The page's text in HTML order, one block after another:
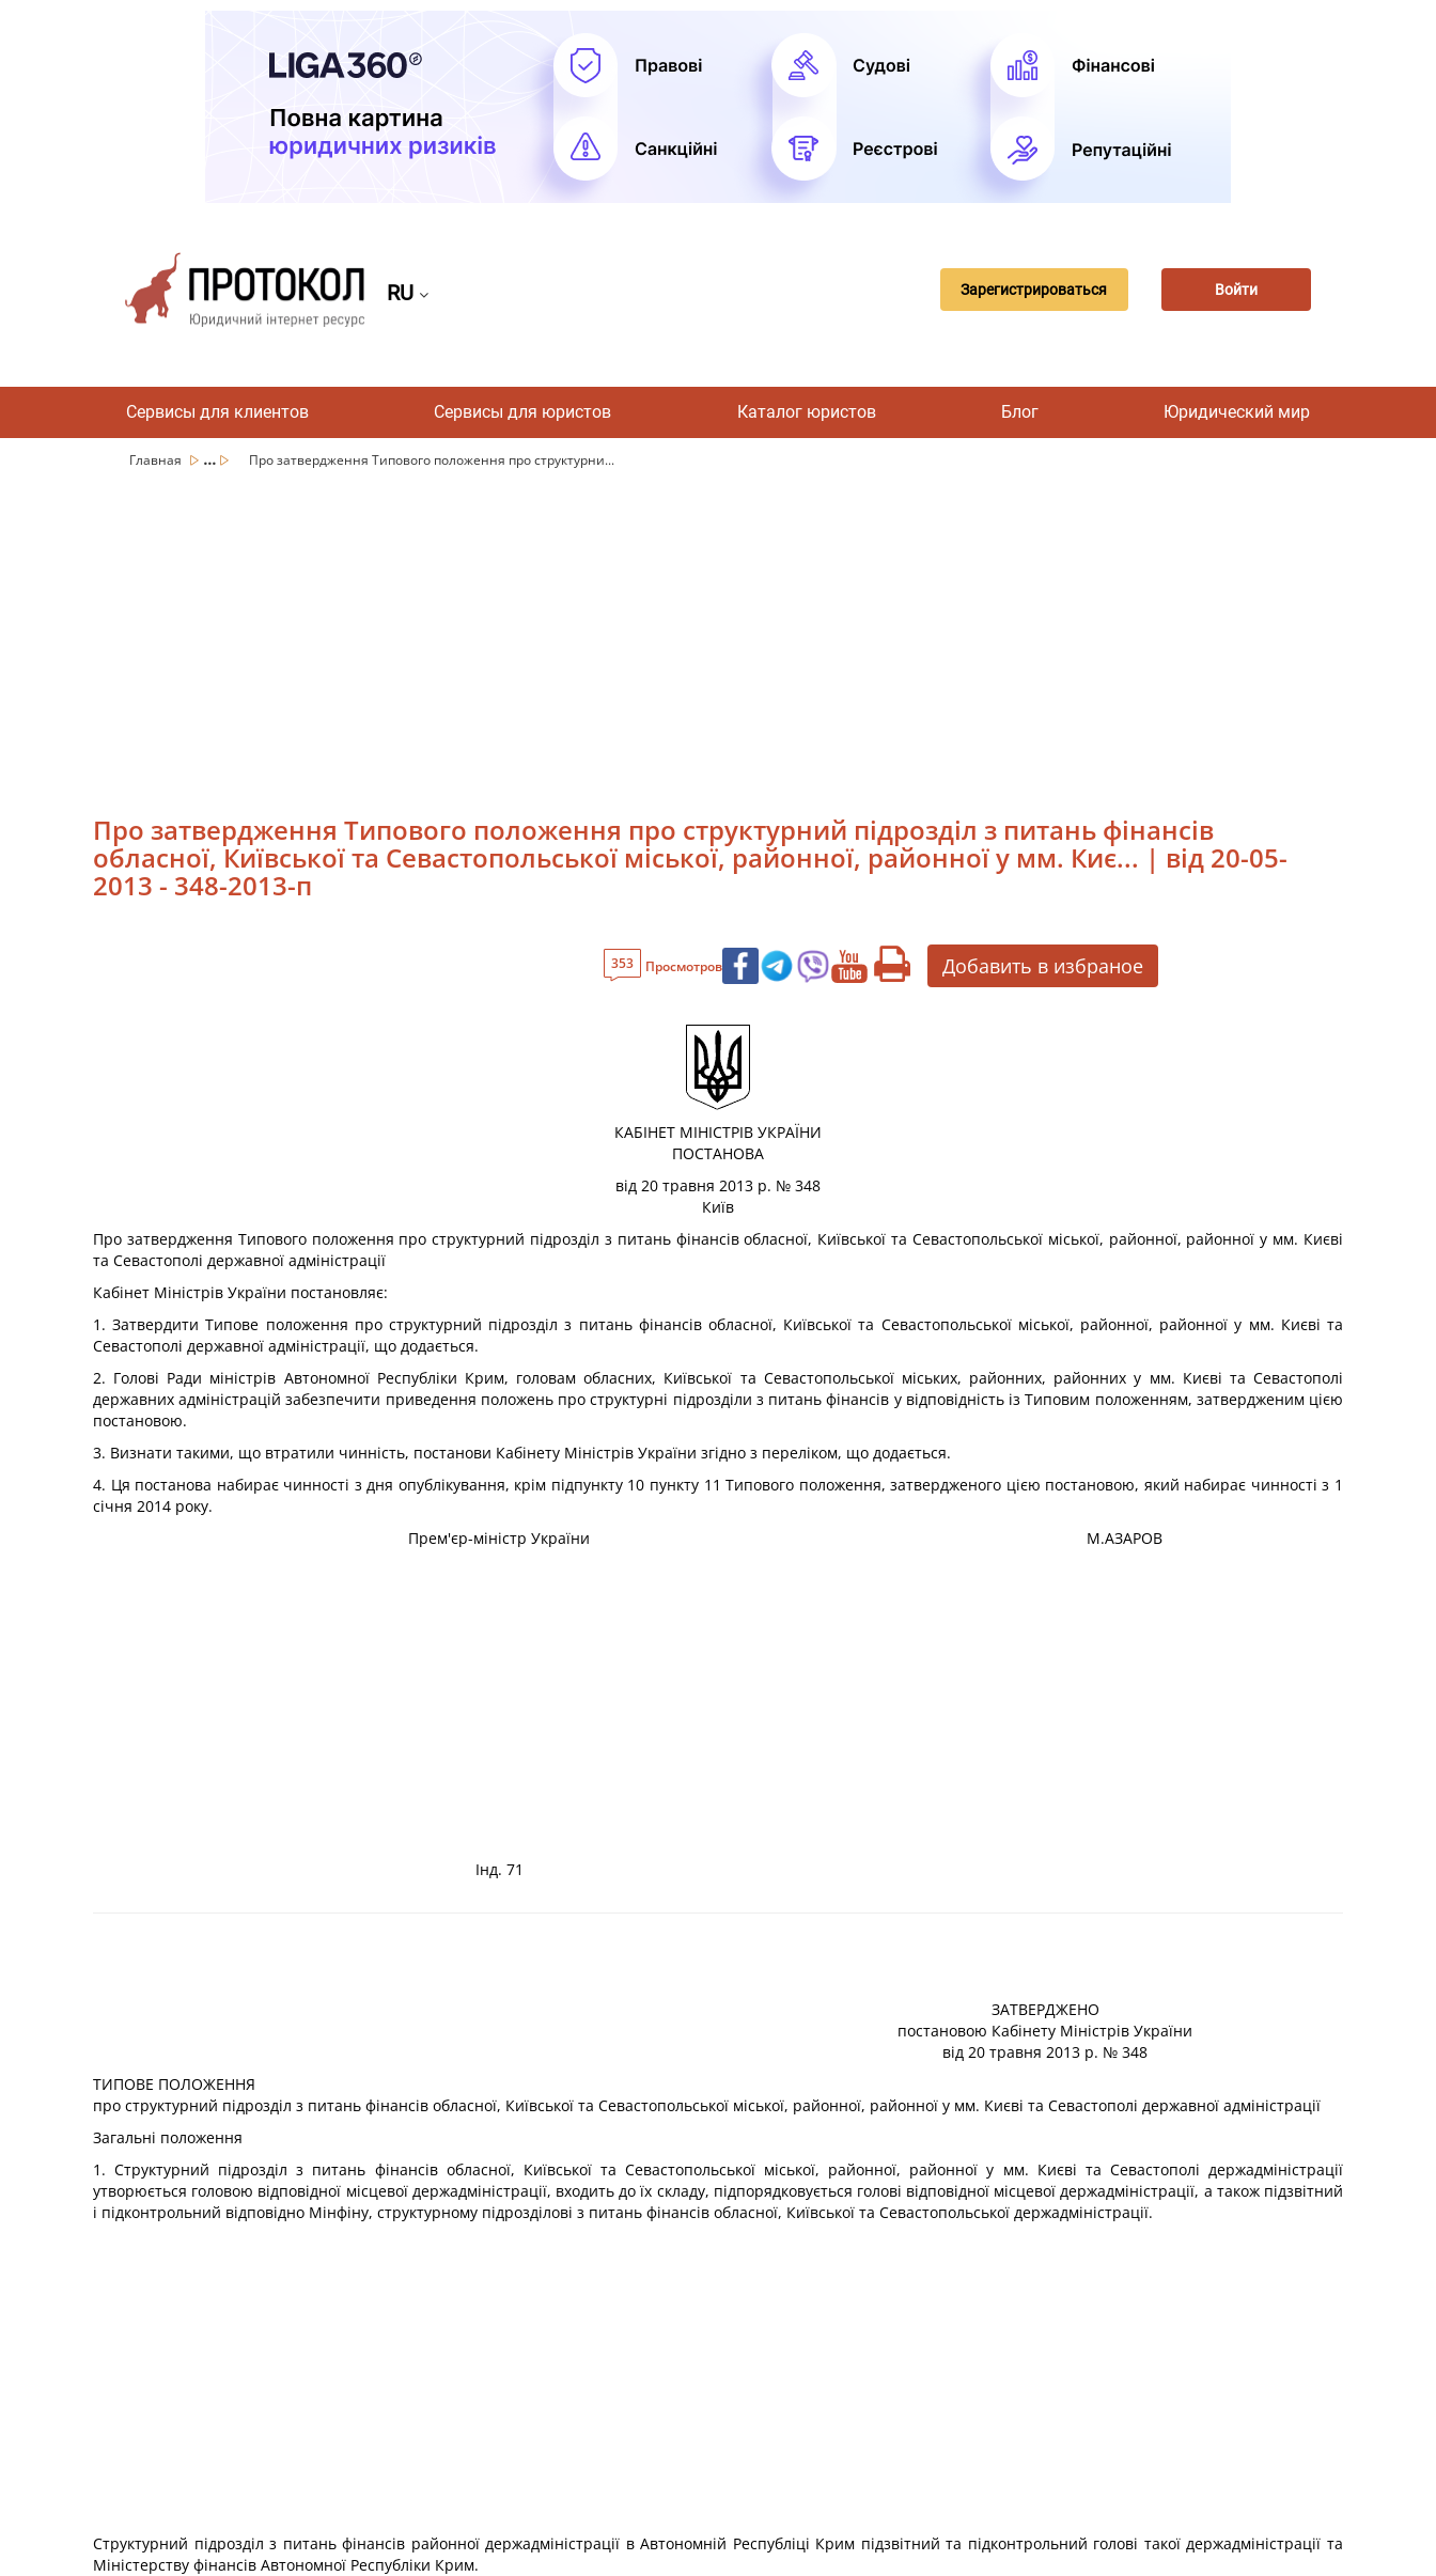
RU Зарегистрироваться Войти
Сервисы для клиентов Сервисы для юристов Каталог юристов Блог Юридический мир
Главная ... Про затвердження Типового положення про структурни...
Про затвердження Типового положення про структурний підрозділ з питань фінансів
обласної, Київської та Севастопольської міської, районної, районної у мм. Киє... | від 20-05-
2013 - 348-2013-п
353 Просмотров Добавить в избраное
КАБІНЕТ МІНІСТРІВ УКРАЇНИ
ПОСТАНОВА
від 20 травня 2013 р. № 348
Київ
Про затвердження Типового положення про структурний підрозділ з питань фінансів обласної, Київської та Севастопольської міської, районної, районної у мм. Києві
та Севастополі державної адміністрації
Кабінет Міністрів України постановляє:
1. ЗатвердитиТипове положення про структурний підрозділ з питань фінансів обласної, Київської та Севастопольської міської, районної, районної у мм. Києві та
Севастополі державної адміністрації, що додається.
2. Голові Ради міністрів Автономної Республіки Крим, головам обласних, Київської та Севастопольської міських, районних, районних у мм. Києві та Севастополі
державних адміністрацій забезпечити приведення положень про структурні підрозділи з питань фінансів у відповідність із Типовим положенням, затвердженим цією
постановою.
3. Визнати такими, що втратили чинність, постанови Кабінету Міністрів України згідно з переліком, що додається.
4. Ця постанова набирає чинності з дня опублікування, крім підпункту 10 пункту 11 Типового положення, затвердженого цією постановою, який набирає чинності з 1
січня 2014 року.
Прем'єр-міністр України
М.АЗАРОВ
Інд. 71
ЗАТВЕРДЖЕНО
постановою Кабінету Міністрів України
від 20 травня 2013 р. № 348
ТИПОВЕ ПОЛОЖЕННЯ
про структурний підрозділ з питань фінансів обласної, Київської та Севастопольської міської, районної, районної у мм. Києві та Севастополі державної адміністрації
Загальні положення
1. Структурний підрозділ з питань фінансів обласної, Київської та Севастопольської міської, районної, районної у мм. Києві та Севастополі держадміністрації
утворюється головою відповідної місцевої держадміністрації, входить до їх складу, підпорядковується голові відповідної місцевої держадміністрації, а також підзвітний
і підконтрольний відповідно Мінфіну, структурному підрозділові з питань фінансів обласної, Київської та Севастопольської держадміністрації.
Структурний підрозділ з питань фінансів районної держадміністрації в Автономній Республіці Крим підзвітний та підконтрольний голові такої держадміністрації та
Міністерству фінансів Автономної Республіки Крим.